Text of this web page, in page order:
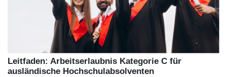
Leitfaden: Arbeitserlaubnis Kategorie C für
ausländische Hochschulabsolventen